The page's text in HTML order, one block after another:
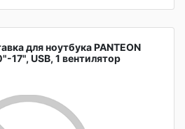
для ноутбука PANTEON
17", USB, 1 вентилятор